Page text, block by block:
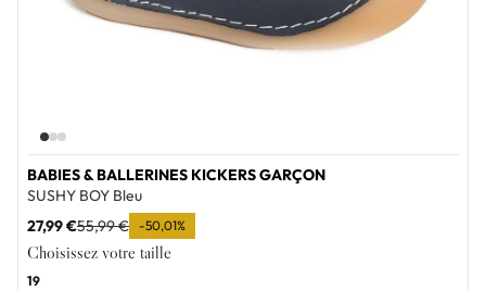
BABIES & BALLERINES KICKERS GARÇON
SUSHY BOY Bleu
27,99 €55,99 € -50,01%
Choisissez votre taille
19